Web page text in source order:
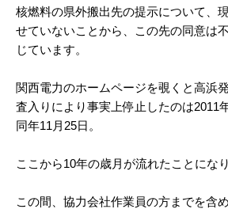
核燃料の県外搬出先の提示について、
せていないことから、この先の同意は
じています。
関西電力のホームページを覗くと高浜
査入りにより事実上停止したのは2011
同年11月25日。
ここから10年の歳月が流れたことになり
この間、協力会社作業員の方までを含